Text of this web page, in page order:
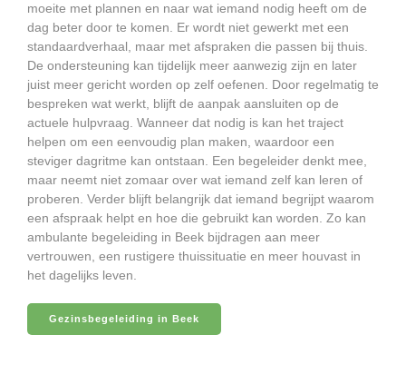
moeite met plannen en naar wat iemand nodig heeft om de
dag beter door te komen. Er wordt niet gewerkt met een
standaardverhaal, maar met afspraken die passen bij thuis.
De ondersteuning kan tijdelijk meer aanwezig zijn en later
juist meer gericht worden op zelf oefenen. Door regelmatig te
bespreken wat werkt, blijft de aanpak aansluiten op de
actuele hulpvraag. Wanneer dat nodig is kan het traject
helpen om een eenvoudig plan maken, waardoor een
steviger dagritme kan ontstaan. Een begeleider denkt mee,
maar neemt niet zomaar over wat iemand zelf kan leren of
proberen. Verder blijft belangrijk dat iemand begrijpt waarom
een afspraak helpt en hoe die gebruikt kan worden. Zo kan
ambulante begeleiding in Beek bijdragen aan meer
vertrouwen, een rustigere thuissituatie en meer houvast in
het dagelijks leven.
Gezinsbegeleiding in Beek